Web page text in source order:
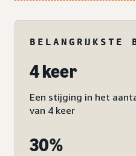
BELANGRIJKSTE
4 keer
Een stijging in het
van 4 keer
30%